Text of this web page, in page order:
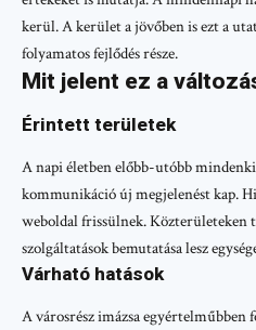
kerül. A kerület a jövőben is ezt a
folyamatos fejlődés része.
Mit jelent ez a
Érintett területek
A napi életben előbb-utóbb
kommunikáció új megjelenést kap.
weboldal frissülnek. Közterületeken
szolgáltatások bemutatása lesz
Várható hatások
A városrész imázsa egyértelműbben